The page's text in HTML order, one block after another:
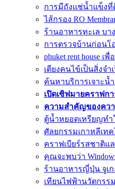
การมีถังแช่น้ำแข็ง
ไส้กรอง RO
ร้านอาหารทะเล บา
การตรวจบ้านก่อน
phuket rent house
เตียงคนไข้เป็นสิ่งจ
ค้นหาบริการเจาะ
เปิดเซิฟมายคราฟก
ความสำคัญของคว
ตู้น้ำหยอดเหรียญท
ศัลยกรรมเกาหลีเ
คราฟเบียร์รสชาติแ
คุณจะพบว่า
ร้านอาหารญี่ปุ่น จูเ
เทียนไฟฟ้านวัตกรร